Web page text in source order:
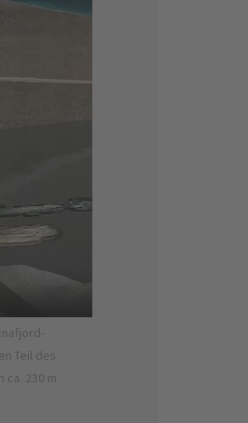
Teil des
230 m